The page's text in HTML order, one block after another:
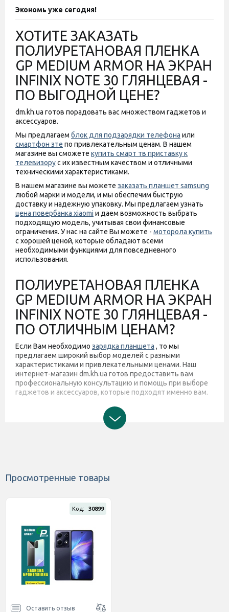
Экономь уже сегодня!
ХОТИТЕ ЗАКАЗАТЬ
ПОЛИУРЕТАНОВАЯ ПЛЕНКА
GP MEDIUM ARMOR НА ЭКРАН
INFINIX NOTE 30 ГЛЯНЦЕВАЯ -
ПО ВЫГОДНОЙ ЦЕНЕ?
dm.kh.ua готов порадовать вас множеством гаджетов и
аксессуаров.
Мы предлагаем блок для подзарядки телефона или
смартфон зте по привлекательным ценам. В нашем
магазине вы сможете купить смарт тв приставку к
телевизорус их известным качеством и отличными
техническими характеристиками.
В нашем магазине вы можете заказать планшет samsung
любой марки и модели, и мы обеспечим быструю
доставку и надежную упаковку. Мы предлагаем узнать
цена повербанка xiaomi и даем возможность выбрать
подходящую модель, учитывая свои финансовые
ограничения. У нас на сайте Вы можете - моторола купить
с хорошей ценой, которые обладают всеми
необходимыми функциями для повседневного
использования.
ПОЛИУРЕТАНОВАЯ ПЛЕНКА
GP MEDIUM ARMOR НА ЭКРАН
INFINIX NOTE 30 ГЛЯНЦЕВАЯ -
ПО ОТЛИЧНЫМ ЦЕНАМ?
Если Вам необходимо зарядка планшета , то мы
предлагаем широкий выбор моделей с разными
характеристиками и привлекательными ценами. Наш
интернет-магазин dm.kh.ua готов предоставить вам
профессиональную консультацию и помощь при выборе
гаджетов и аксессуаров, которые подходят именно вам.
Просмотренные товары
Код: 30899
Оставить отзыв